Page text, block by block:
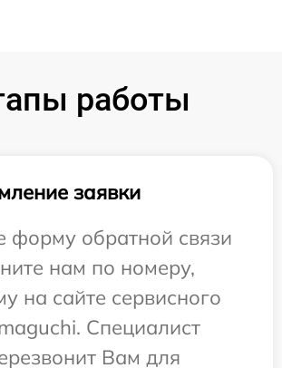
работы
заявки
форму обратной связи
нам по номеру,
на сайте сервисного
Специалист
Вам для